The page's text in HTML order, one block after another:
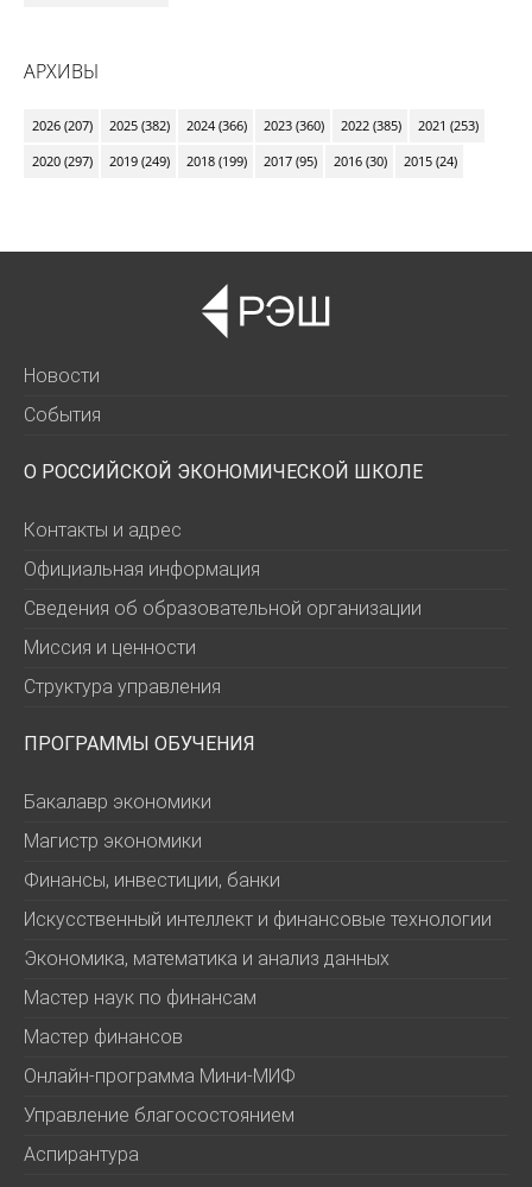
АРХИВЫ
2026 (207) 2025 (382) 2024 (366) 2023 (360) 2022 (385)
2021 (253)
2020 (297)
2019 (249) 2018 (199) 2017 (95) 2016 (30) 2015 (24)
Новости
События
О РОССИЙСКОЙ ЭКОНОМИЧЕСКОЙ ШКОЛЕ
Контакты и адрес
Официальная информация
Сведения об образовательной организации
Миссия и ценности
Структура управления
ПРОГРАММЫ ОБУЧЕНИЯ
Бакалавр экономики
Магистр экономики
Финансы, инвестиции, банки
Искусственный интеллект и финансовые технологии
Экономика, математика и анализ данных
Мастер наук по финансам
Мастер финансов
Онлайн-программа Мини-МИФ
Управление благосостоянием
Аспирантура